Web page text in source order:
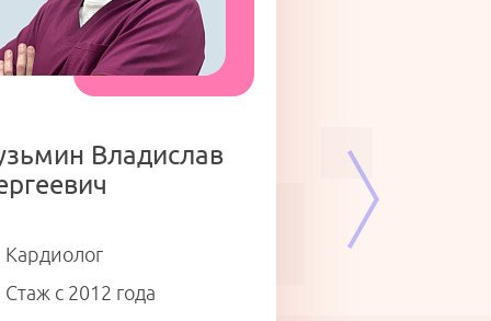
Владислав
Кардиолог
Стаж с 2012 года